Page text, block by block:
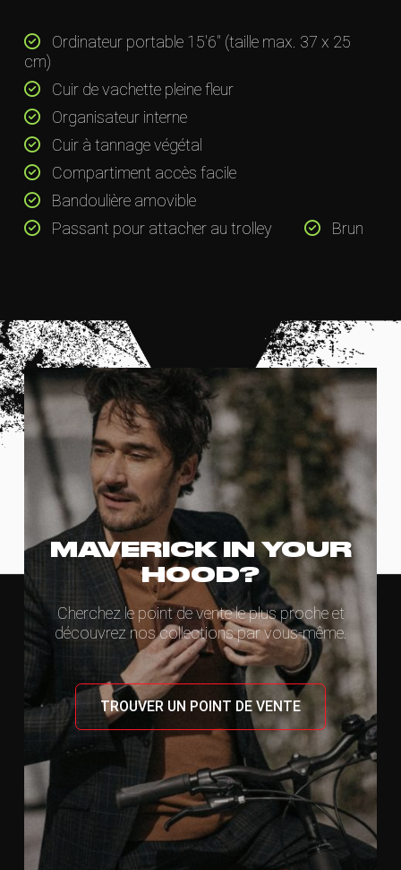
Ordinateur portable 15'6" (taille max. 37 x 25
cm)
Cuir de vachette pleine fleur
Organisateur interne
Cuir à tannage végétal
Compartiment accès facile
Bandoulière amovible
Passant pour attacher au trolley
Brun
MAVERICK IN YOUR
HOOD?
Cherchez le point de vente le plus proche et
découvrez nos collections par vous-même.
TROUVER UN POINT DE VENTE